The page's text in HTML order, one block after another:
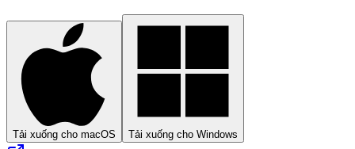
Tải xuống cho macOS Tải xuống cho Windows